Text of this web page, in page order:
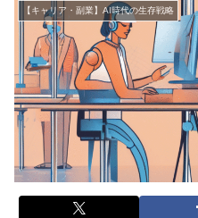
【キャリア・副業】AI時代の生存戦略